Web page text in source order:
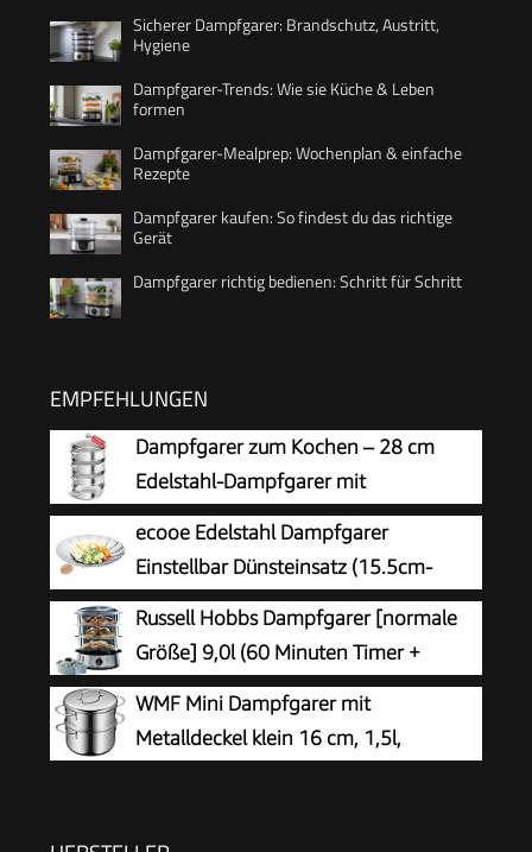
Sicherer Dampfgarer: Brandschutz, Austritt,
Hygiene
Dampfgarer-Trends: Wie sie Küche & Leben
formen
Dampfgarer-Mealprep: Wochenplan & einfache
Rezepte
Dampfgarer kaufen: So findest du das richtige
Gerät
Dampfgarer richtig bedienen: Schritt für Schritt
EMPFEHLUNGEN
Dampfgarer zum Kochen – 28 cm
Edelstahl-Dampfgarer mit
Dämpfeinsatz, 3/4/5-stöckiges
Kochgeschirr mit Deckel zum Garen von
Gemüse, Meeresfrüchten, Suppen, Eintöpfen
und Pasta (Vier)
ecooe Edelstahl Dampfgarer
Einstellbar Dünsteinsatz (15.5cm-
27cm) Dämpfeinsatz für Kochtöpfe
Russell Hobbs Dampfgarer [normale
Größe] 9,0l (60 Minuten Timer +
Abschaltautomatik, 3
spülmaschinengeeignete Dampfgarbehälter +
Reisschale/Reiskocher + 6 Eierhalter/Eierkocher,
WMF Mini Dampfgarer mit
Metalldeckel klein 16 cm, 1,5l,
ideal für kleine Portionen oder Singlehaushalte